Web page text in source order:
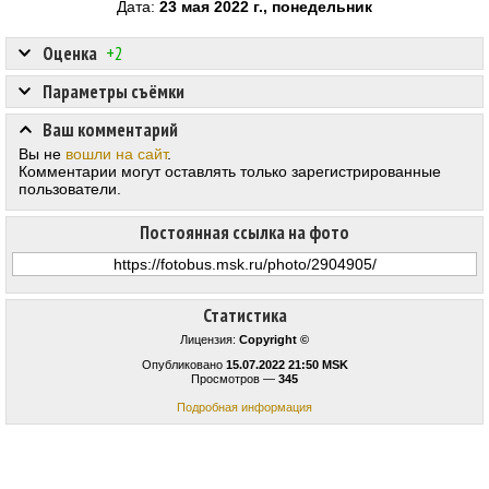
Дата: 23 мая 2022 г., понедельник
Статистика
Лицензия: Copyright ©
Опубликовано 15.07.2022 21:50 MSK
Просмотров — 345
Подробная информация
Оценка +2
Постоянная ссылка на фото
Параметры съёмки
Ваш комментарий
Вы не вошли на сайт.
Комментарии могут оставлять только зарегистрированные
пользователи.